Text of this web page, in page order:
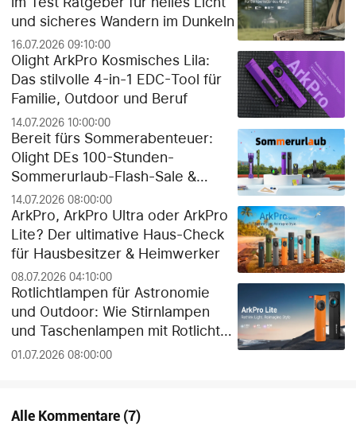
und sicheres Wandern im Dunkeln
16.07.2026 09:10:00
Olight ArkPro Kosmisches Lila:
Das stilvolle 4-in-1 EDC-Tool für
Familie, Outdoor und Beruf
14.07.2026 10:00:00
Bereit fürs Sommerabenteuer:
Olight DEs 100-Stunden-
Sommerurlaub-Flash-Sale &
exklusiver Gratis-Geschenk-
Guide!
14.07.2026 08:00:00
ArkPro, ArkPro Ultra oder ArkPro
Lite? Der ultimative Haus-Check
für Hausbesitzer & Heimwerker
08.07.2026 04:10:00
Rotlichtlampen für Astronomie
und Outdoor: Wie Stirnlampen
und Taschenlampen mit Rotlicht
die Dunkeladaptation der Augen
01.07.2026 08:00:00
Alle Kommentare(7)